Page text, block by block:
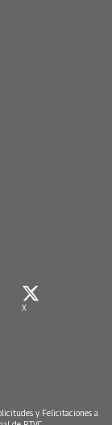
X
y Felicitaciones a